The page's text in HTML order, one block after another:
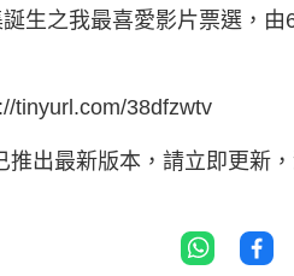
誕生之我最喜愛影片票選，
tinyurl.com/38dfzwtv
推出最新版本，請立即更新